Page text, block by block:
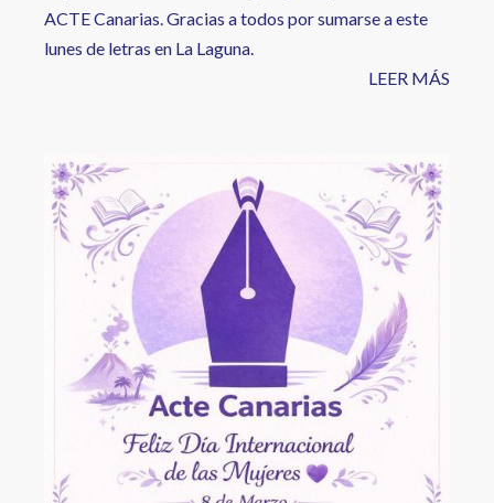
ACTE Canarias. Gracias a todos por sumarse a este
lunes de letras en La Laguna.
LEER MÁS
Image